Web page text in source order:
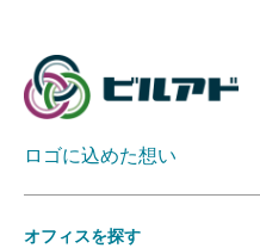
ロゴに込めた想い
オフィスを探す